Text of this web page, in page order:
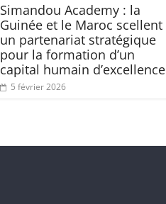
Simandou Academy : la
Guinée et le Maroc scellent
un partenariat stratégique
pour la formation d’un
capital humain d’excellence
5 février 2026